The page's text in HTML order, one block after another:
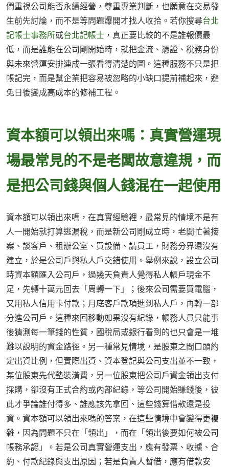
們重視公司能否永續經營，尊重專業判斷，也願意在交易發
生前先討論，而不是等問題爆開才找人收拾。若你搜尋台北
記帳士事務所或台北記帳士 ，真正要比較的不是誰報價最
低，而是誰能在公司剛開始時，就把金流、憑證、稅務身份
與未來營運安排連成一張看得清楚的圖。這種服務不只是把
帳記完，而是幫企業把容易被忽略的小缺口提前補起來，避
免日後變成高成本的修補工程。
資本額可以領出來嗎：真實營運現
場最常見的不是老闆故意違規，而
是把公司錢與個人錢混在一起使用
資本額可以領出來嗎，在真實經驗裡，最常見的情境不是有
人一開始就打算逃漏稅，而是新公司剛成立時，老闆忙著接
案、談客戶、租辦公室、買設備、請員工，財務分界還沒有
建立，於是公司戶與私人戶交錯使用。舉例來說，設立公司
時資本額匯入公司戶，過幾天負責人覺得私人帳戶現金不
足，先轉十萬元回去「周轉一下」；後來公司需要買電腦，
又用私人信用卡付款；月底客戶款項進到私人戶，再轉一部
分進公司戶。這種來回移動如果沒有紀錄，帳務人員只能事
後猜測每一筆錢的性質，國稅局或銀行看到的也只會是一堆
難以說明的資金路徑。另一種常見情境，是股東之間口頭約
定出資比例，但實際出資、資本登記與公司支出並不一致，
某位股東先代墊裝潢費，另一位股東把公司戶資金領出支付
採購，卻沒有正式合約或內部紀錄，等公司開始賺錢後，彼
此才爭論誰付得多、誰應該先拿回、這些錢算借款還是投
資。資本額可以領出來嗎的答案，在這些情境中會變得更複
雜，因為問題不只在「領出」，而在「領出後要如何被公司
帳務承認」。若是公司真實營運支出，應有發票、收據、合
約、付款紀錄與支出原因；若是負責人暫借，應有借款安